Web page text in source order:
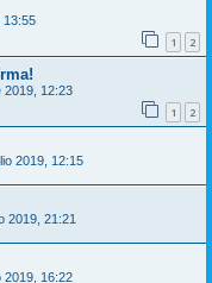
13:55
1 2
2019, 12:23
1 2
2019, 12:15
2019, 21:21
2019, 16:22